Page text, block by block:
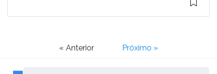
« Anterior Próximo »